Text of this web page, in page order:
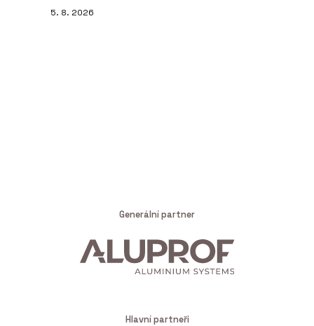
5. 8. 2026
Generální partner
Hlavní partneři